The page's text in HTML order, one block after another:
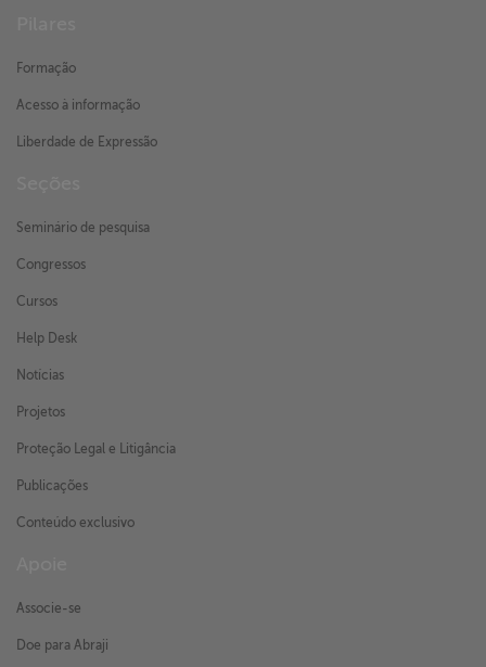
Formação
Acesso à informação
Liberdade de Expressão
Seminário de pesquisa
Congressos
Cursos
Help Desk
Notícias
Projetos
Proteção Legal e Litigância
Publicações
Conteúdo exclusivo
Associe-se
Doe para Abraji